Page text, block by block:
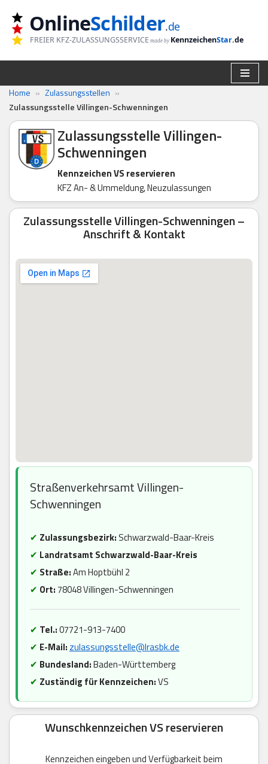
Zum
Inhalt
springen
OnlineSchilder.de
FREIER KFZ-ZULASSUNGSSERVICE made by KennzeichenStar.de
Home » Zulassungsstellen »
Zulassungsstelle Villingen-Schwenningen
Zulassungsstelle Villingen-
Schwenningen
Kennzeichen VS reservieren
KFZ An- & Ummeldung, Neuzulassungen
Zulassungsstelle Villingen-Schwenningen –
Anschrift & Kontakt
Straßenverkehrsamt Villingen-
Schwenningen
✔ Zulassungsbezirk: Schwarzwald-Baar-Kreis
✔ Landratsamt Schwarzwald-Baar-Kreis
✔ Straße:Am Hoptbühl 2
✔ Ort:78048 Villingen-Schwenningen
✔ Tel.:07721-913-7400
✔ E-Mail: zulassungsstelle@lrasbk.de
✔ Bundesland:Baden-Württemberg
✔ Zuständig für Kennzeichen:VS
Wunschkennzeichen VS reservieren
Kennzeichen eingeben und Verfügbarkeit beim